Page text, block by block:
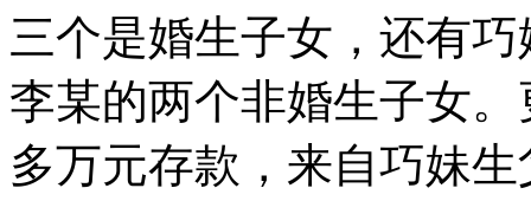
三个是婚生子女，还有
李某的两个非婚生子女
多万元存款，来自巧妹